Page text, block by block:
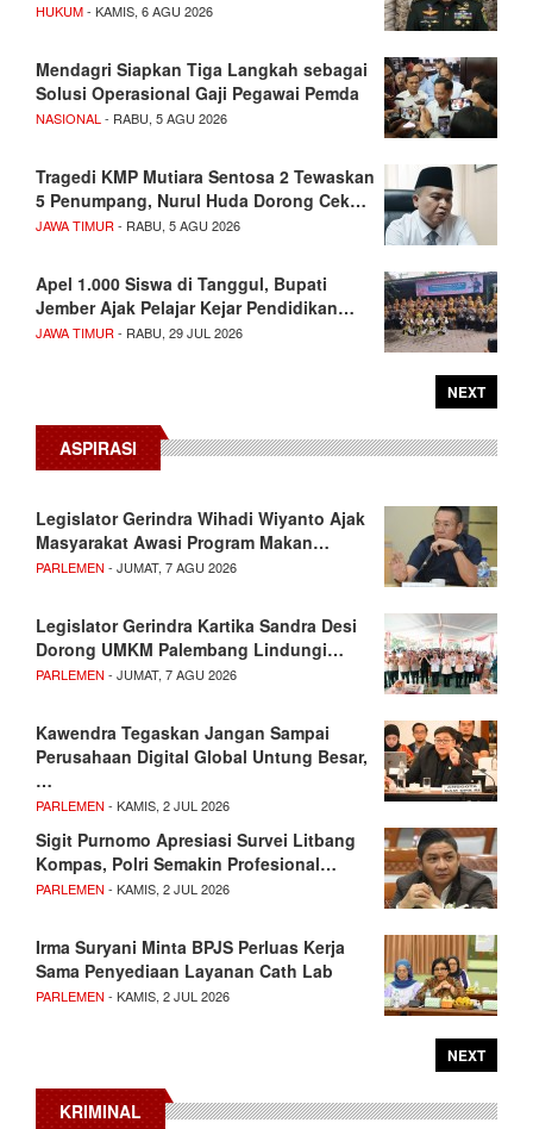
HUKUM- KAMIS, 6 AGU 2026
Mendagri Siapkan Tiga Langkah sebagai
Solusi Operasional Gaji Pegawai Pemda
NASIONAL - RABU, 5 AGU 2026
Tragedi KMP Mutiara Sentosa 2 Tewaskan
5 Penumpang, Nurul Huda Dorong Cek…
JAWA TIMUR - RABU, 5 AGU 2026
Apel 1.000 Siswa di Tanggul, Bupati
Jember Ajak Pelajar Kejar Pendidikan…
JAWA TIMUR - RABU, 29 JUL 2026
NEXT
ASPIRASI
Legislator Gerindra Wihadi Wiyanto Ajak
Masyarakat Awasi Program Makan…
PARLEMEN - JUMAT, 7 AGU 2026
Legislator Gerindra Kartika Sandra Desi
Dorong UMKM Palembang Lindungi…
PARLEMEN - JUMAT, 7 AGU 2026
Kawendra Tegaskan Jangan Sampai
Perusahaan Digital Global Untung Besar,
…
PARLEMEN - KAMIS, 2 JUL 2026
Sigit Purnomo Apresiasi Survei Litbang
Kompas, Polri Semakin Profesional…
PARLEMEN - KAMIS, 2 JUL 2026
Irma Suryani Minta BPJS Perluas Kerja
Sama Penyediaan Layanan Cath Lab
PARLEMEN - KAMIS, 2 JUL 2026
NEXT
KRIMINAL